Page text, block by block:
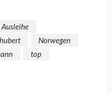
Ausleihe
Norwegen
top